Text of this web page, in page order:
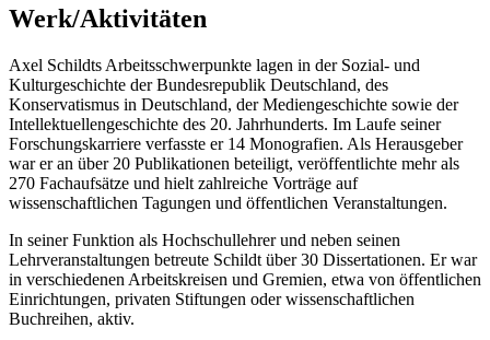
Werk/Aktivitäten
Axel Schildts Arbeitsschwerpunkte lagen in der Sozial- und
Kulturgeschichte der Bundesrepublik Deutschland, des
Konservatismus in Deutschland, der Mediengeschichte sowie der
Intellektuellengeschichte des 20. Jahrhunderts. Im Laufe seiner
Forschungskarriere verfasste er 14 Monografien. Als Herausgeber
war er an über 20 Publikationen beteiligt, veröffentlichte mehr als
270 Fachaufsätze und hielt zahlreiche Vorträge auf
wissenschaftlichen Tagungen und öffentlichen Veranstaltungen.
In seiner Funktion als Hochschullehrer und neben seinen
Lehrveranstaltungen betreute Schildt über 30 Dissertationen. Er war
in verschiedenen Arbeitskreisen und Gremien, etwa von öffentlichen
Einrichtungen, privaten Stiftungen oder wissenschaftlichen
Buchreihen, aktiv.